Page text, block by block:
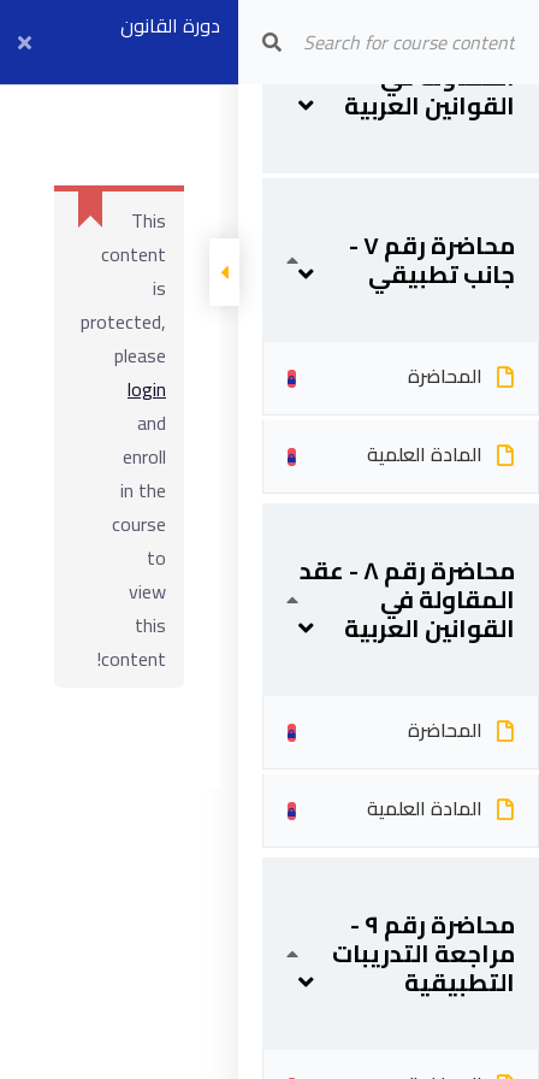
Arab Center for Arbitration
دورة القانون
والعقود المتقدمة
محاضرة رقم ٦ - عقد
المقاولة في
القوانين العربية
المحاضرة
المادة العلمية
محاضرة رقم ٧ -
جانب تطبيقي
المحاضرة
المادة العلمية
محاضرة رقم ٨ - عقد
المقاولة في
القوانين العربية
المحاضرة
المادة العلمية
محاضرة رقم ٩ -
مراجعة التدريبات
التطبيقية
This
content
is
protected,
please
login
and
enroll
in the
course
to
view
this
content!
5 شارع 278 – المعادي الجديدة – القاهرة – جمهورية مصر
العربية
201287888051+